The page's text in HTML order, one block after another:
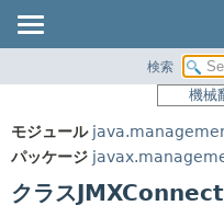
パッケージ
使用
検索
機械
モジュール
パッケージ
クラス